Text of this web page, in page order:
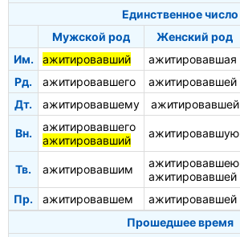
Единственное число
Мужской род
Женский род
Им.
ажитировавший ажитировавшая
Рд.
ажитировавшего ажитировавшей
Дт.
ажитировавшему ажитировавшей
Вн.
ажитировавшего
ажитировавший
ажитировавшую
Тв. ажитировавшим
ажитировавшею
ажитировавшей
Пр. ажитировавшем ажитировавшей
Прошедшее время